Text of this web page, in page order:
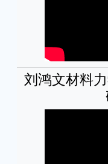
刘鸿文材料